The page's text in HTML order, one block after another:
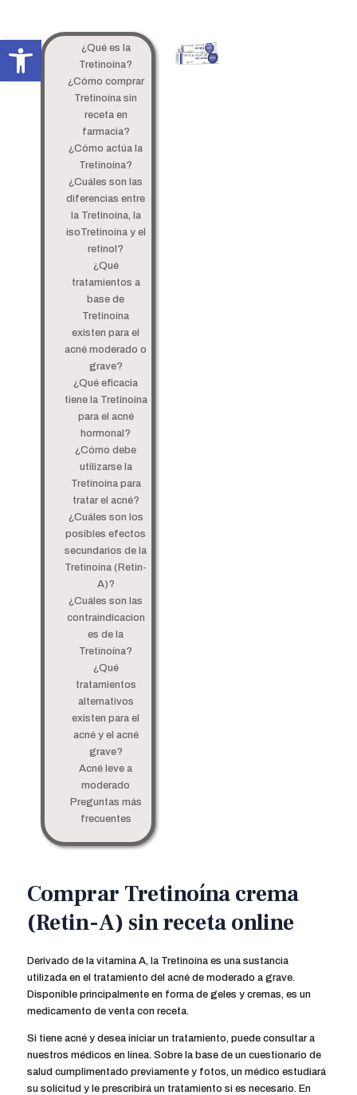
Abrir barra de herramientas
¿Qué es la
Tretinoína?
¿Cómo comprar
Tretinoína sin
receta en
farmacia?
¿Cómo actúa la
Tretinoína?
¿Cuáles son las
diferencias entre
la Tretinoína, la
isoTretinoína y el
retinol?
¿Qué
tratamientos a
base de
Tretinoína
existen para el
acné moderado o
grave?
¿Qué eficacia
tiene la Tretinoína
para el acné
hormonal?
¿Cómo debe
utilizarse la
Tretinoína para
tratar el acné?
¿Cuáles son los
posibles efectos
secundarios de la
Tretinoína (Retin-
A)?
¿Cuáles son las
contraindicacion
es de la
Tretinoína?
¿Qué
tratamientos
alternativos
existen para el
acné y el acné
grave?
Acné leve a
moderado
Preguntas más
frecuentes
Comprar Tretinoína crema
(Retin-A) sin receta online
Derivado de la vitamina A, la Tretinoína es una sustancia
utilizada en el tratamiento del acné de moderado a grave.
Disponible principalmente en forma de geles y cremas, es un
medicamento de venta con receta.
Si tiene acné y desea iniciar un tratamiento, puede consultar a
nuestros médicos en línea. Sobre la base de un cuestionario de
salud cumplimentado previamente y fotos, un médico estudiará
su solicitud y le prescribirá un tratamiento si es necesario. En